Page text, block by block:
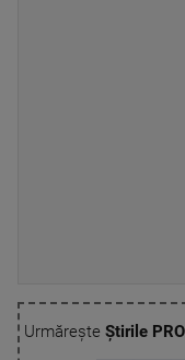
Urmărește Știrile